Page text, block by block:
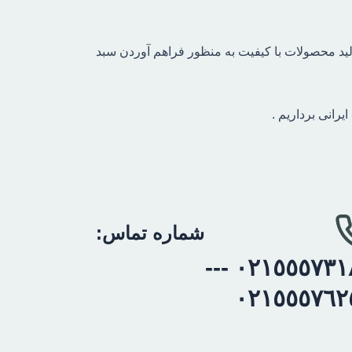
محصولات با کیفیت به منظور فراهم آوردن سبد
برداریم .
شماره تماس:
٠٢١٥٥٥٧٣١٨٩ ---